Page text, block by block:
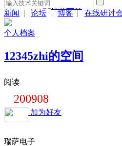
计算工具
新闻
| 论坛 | 博客 | 在线研讨
个人档案
12345zhi的空间
阅读
200908
加为好友
瑞萨电子